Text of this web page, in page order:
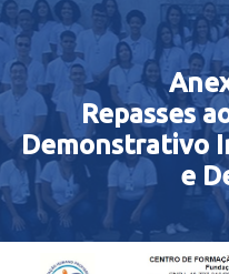
Repasses
Demonstrativo
e